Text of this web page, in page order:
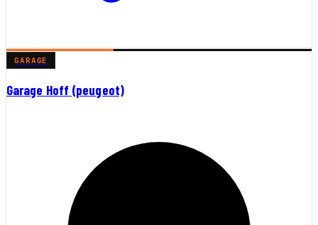
GARAGE
Garage Hoff (peugeot)